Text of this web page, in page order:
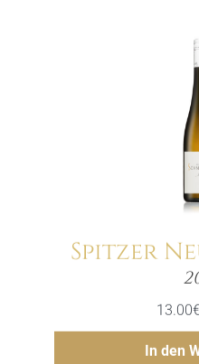
Spitzer
13.00€
In den